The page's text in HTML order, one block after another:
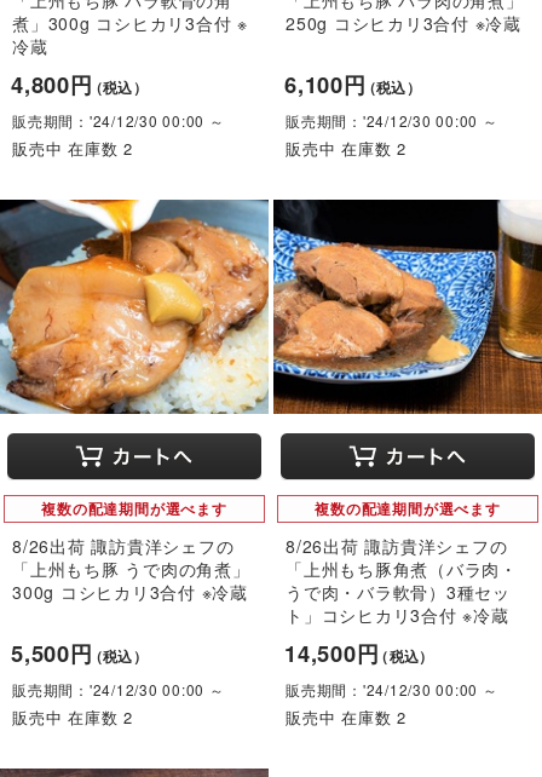
煮」300g コシヒカリ3合付 ※
冷蔵
4,800円（税込）
販売期間：'24/12/30 00:00 ～
販売中 在庫数 2
250g コシヒカリ3合付 ※冷蔵
6,100円（税込）
販売期間：'24/12/30 00:00 ～
販売中 在庫数 2
複数の配達期間が選べます
8/26出荷 諏訪貴洋シェフの
「上州もち豚 うで肉の角煮」
300g コシヒカリ3合付 ※冷蔵
5,500円（税込）
販売期間：'24/12/30 00:00 ～
販売中 在庫数 2
複数の配達期間が選べます
8/26出荷 諏訪貴洋シェフの
「上州もち豚角煮（バラ肉・
うで肉・バラ軟骨）3種セッ
ト」コシヒカリ3合付 ※冷蔵
14,500円（税込）
販売期間：'24/12/30 00:00 ～
販売中 在庫数 2